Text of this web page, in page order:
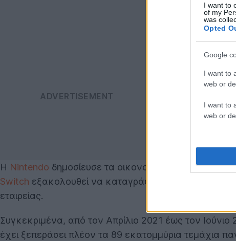
I want to
of my
was
Opted
Google
I want to
web or
I want to
web or
Η Nintendo δημοσίευσε τα οικονομικά
Switch εξακολουθεί να καταγράφει πολύ σημαντικά
εταιρείας.
Συγκεκριμένα, από τον Απρίλιο 2021 έως τον
έχει ξεπεράσει πλέον τα 89 εκατομμύρια τεμάχια